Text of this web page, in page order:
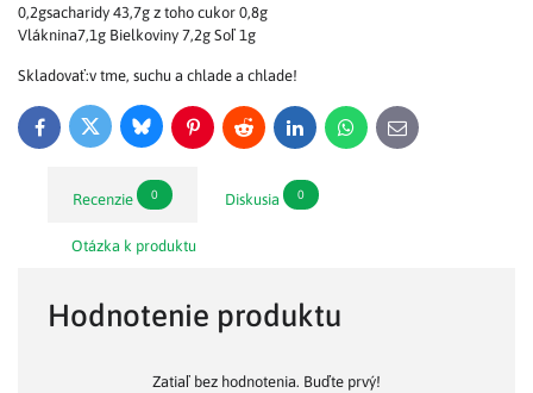
0,2gsacharidy 43,7g z toho cukor 0,8g
Vláknina7,1g Bielkoviny 7,2g Soľ 1g
Skladovať:v tme, suchu a chlade a chlade!
FacebookTwitter BlueskyPinterestReddit LinkedInWhatsApp
E-
mail
Recenzie 0 Diskusia 0
Otázka k produktu
Hodnotenie produktu
Zatiaľ bez hodnotenia. Buďte prvý!